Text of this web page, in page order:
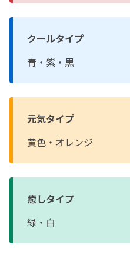
クールタイプ
青・紫・黒
元気タイプ
黄色・オレンジ
癒しタイプ
緑・白